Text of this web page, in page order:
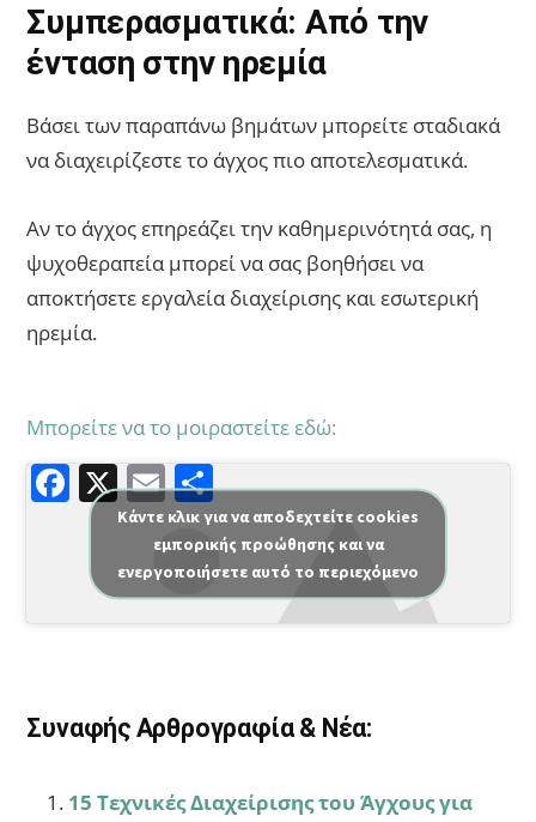
Συμπερασματικά: Από την
ένταση στην ηρεμία
Βάσει των παραπάνω βημάτων μπορείτε σταδιακά
να διαχειρίζεστε το άγχος πιο αποτελεσματικά.
Αν το άγχος επηρεάζει την καθημερινότητά σας, η
ψυχοθεραπεία μπορεί να σας βοηθήσει να
αποκτήσετε εργαλεία διαχείρισης και εσωτερική
ηρεμία.
Μπορείτε να το μοιραστείτε εδώ:
F
a
e
b
o
k
X E
m
ai
l
Μ
οι
ρ
α
σ
ίτ
ε
Κάντε κλικ για να αποδεχτείτε cookies
εμπορικής προώθησης και να
ενεργοποιήσετε αυτό το περιεχόμενο
Συναφής Αρθρογραφία & Νέα:
15 Τεχνικές Διαχείρισης του Άγχους για